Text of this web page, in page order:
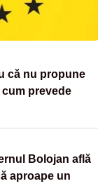
că nu propune
prevede
Bolojan află
aproape un